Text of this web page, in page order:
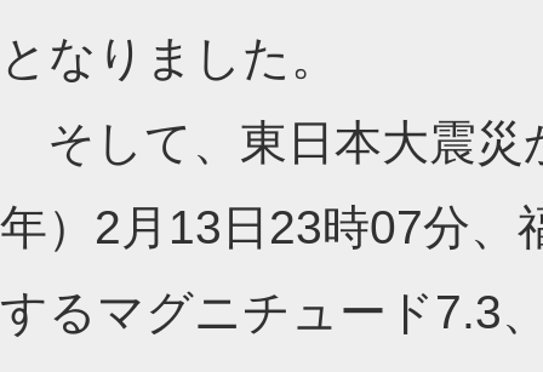
となりました。
そして、東日本大震災
年）2月13日23時07分、
するマグニチュード7.3